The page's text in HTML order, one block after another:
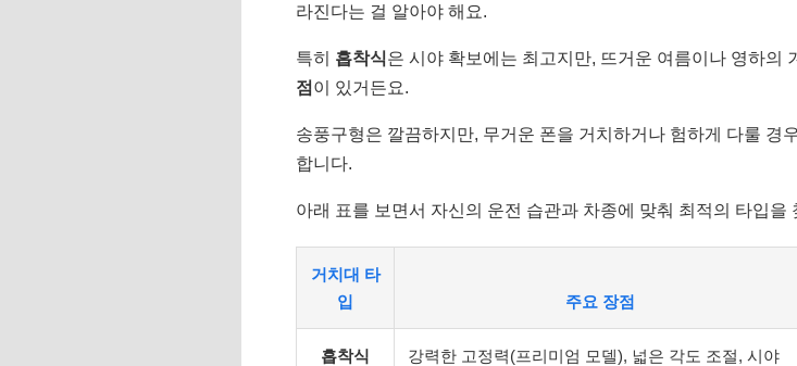
라진다는 걸 알아야 해요.
특히 흡착식은 시야 확보에는 최고지만, 뜨거운 여름이나 영하의
점 이 있거든요.
송풍구형은 깔끔하지만, 무거운 폰을 거치하거나 험하게 다룰 경
합니다.
아래 표를 보면서 자신의 운전 습관과 차종에 맞춰 최적의 타입을
거치대 타
입
주요 장점
흡착식
강력한 고정력(프리미엄 모델), 넓은 각도 조절, 시야